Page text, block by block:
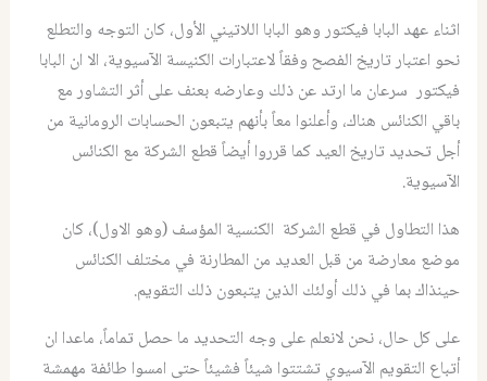
اثناء عهد البابا فيكتور وهو البابا اللاتيني الأول، كان التوجه والتطلع
نحو اعتبار تاريخ الفصح وفقاً لاعتبارات الكنيسة الآسيوية، الا ان البابا
فيكتور سرعان ما ارتد عن ذلك وعارضه بعنف على أثر التشاور مع
باقي الكنائس هناك، وأعلنوا معاً بأنهم يتبعون الحسابات الرومانية من
أجل تحديد تاريخ العيد كما قرروا أيضاً قطع الشركة مع الكنائس
الآسيوية.
هذا التطاول في قطع الشركة الكنسية المؤسف (وهو الاول)، كان
موضع معارضة من قبل العديد من المطارنة في مختلف الكنائس
حينذاك بما في ذلك أولئك الذين يتبعون ذلك التقويم.
على كل حال، نحن لانعلم على وجه التحديد ما حصل تماماً، ماعدا ان
أتباع التقويم الآسيوي تشتتوا شيئاً فشيئاً حتى امسوا طائفة مهمشة